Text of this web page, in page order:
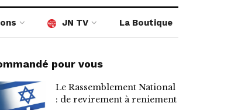
JN TV La Boutique
pour vous
Le Rassemblement National
: de revirement à reniement